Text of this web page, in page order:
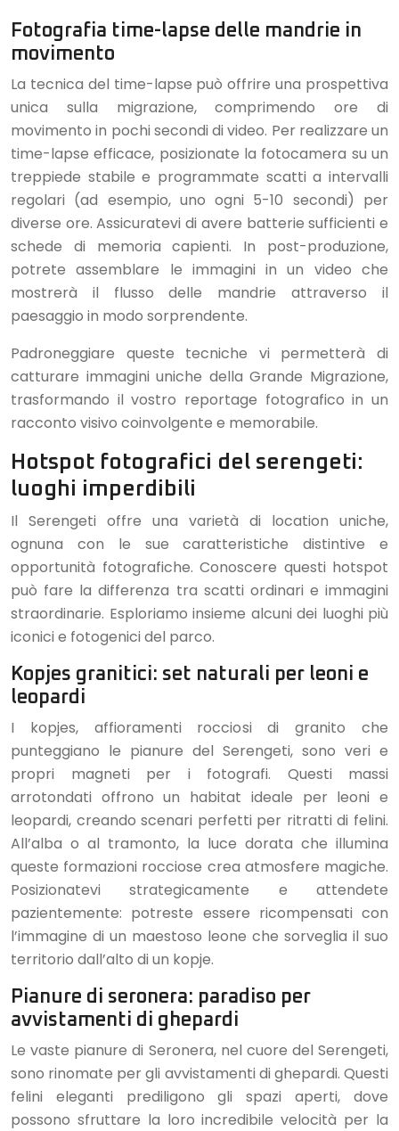
Fotografia time-lapse delle mandrie in
movimento
La tecnica del time-lapse può offrire una prospettiva
unica sulla migrazione, comprimendo ore di
movimento in pochi secondi di video. Per realizzare un
time-lapse efficace, posizionate la fotocamera su un
treppiede stabile e programmate scatti a intervalli
regolari (ad esempio, uno ogni 5-10 secondi) per
diverse ore. Assicuratevi di avere batterie sufficienti e
schede di memoria capienti. In post-produzione,
potrete assemblare le immagini in un video che
mostrerà il flusso delle mandrie attraverso il
paesaggio in modo sorprendente.
Padroneggiare queste tecniche vi permetterà di
catturare immagini uniche della Grande Migrazione,
trasformando il vostro reportage fotografico in un
racconto visivo coinvolgente e memorabile.
Hotspot fotografici del serengeti:
luoghi imperdibili
Il Serengeti offre una varietà di location uniche,
ognuna con le sue caratteristiche distintive e
opportunità fotografiche. Conoscere questi hotspot
può fare la differenza tra scatti ordinari e immagini
straordinarie. Esploriamo insieme alcuni dei luoghi più
iconici e fotogenici del parco.
Kopjes granitici: set naturali per leoni e
leopardi
I kopjes, affioramenti rocciosi di granito che
punteggiano le pianure del Serengeti, sono veri e
propri magneti per i fotografi. Questi massi
arrotondati offrono un habitat ideale per leoni e
leopardi, creando scenari perfetti per ritratti di felini.
All’alba o al tramonto, la luce dorata che illumina
queste formazioni rocciose crea atmosfere magiche.
Posizionatevi strategicamente e attendete
pazientemente: potreste essere ricompensati con
l’immagine di un maestoso leone che sorveglia il suo
territorio dall’alto di un kopje.
Pianure di seronera: paradiso per
avvistamenti di ghepardi
Le vaste pianure di Seronera, nel cuore del Serengeti,
sono rinomate per gli avvistamenti di ghepardi. Questi
felini eleganti prediligono gli spazi aperti, dove
possono sfruttare la loro incredibile velocità per la